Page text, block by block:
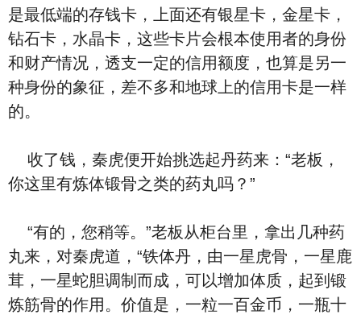
是最低端的存钱卡，上面还有银星卡，金星卡，
钻石卡，水晶卡，这些卡片会根本使用者的身份
和财产情况，透支一定的信用额度，也算是另一
种身份的象征，差不多和地球上的信用卡是一样
的。
收了钱，秦虎便开始挑选起丹药来：“老板，
你这里有炼体锻骨之类的药丸吗？”
“有的，您稍等。”老板从柜台里，拿出几种药
丸来，对秦虎道，“铁体丹，由一星虎骨，一星鹿
茸，一星蛇胆调制而成，可以增加体质，起到锻
炼筋骨的作用。价值是，一粒一百金币，一瓶十